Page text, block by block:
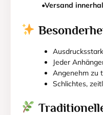
•Versand
Jeder
Angenehm zu
Schlichtes,